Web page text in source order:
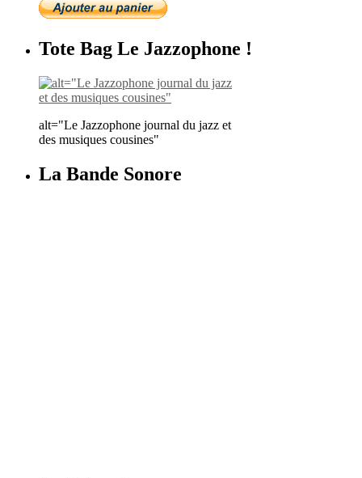
Tote Bag Le Jazzophone !
alt="Le Jazzophone journal du jazz et
des musiques cousines"
La Bande Sonore